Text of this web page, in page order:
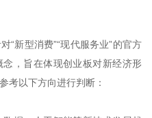
“新型消费”“现代服务业”的官方
，旨在体现创业板对新经济形
考以下方向进行判断：